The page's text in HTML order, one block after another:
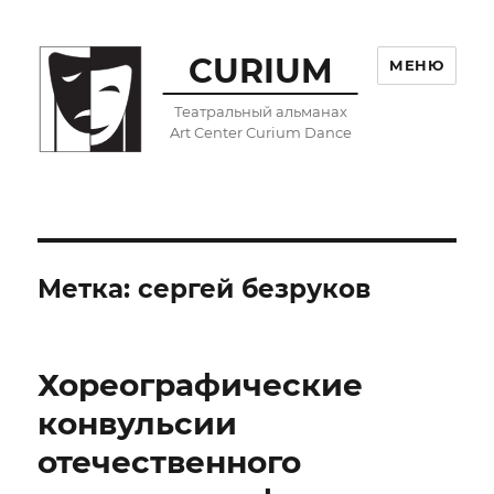
CURIUM
Театральный альманах
Art Center Curium Dance
МЕНЮ
Метка:сергей безруков
Хореографические
конвульсии
отечественного